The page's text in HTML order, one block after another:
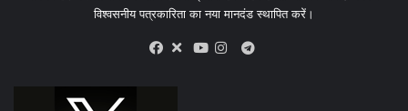
विश्वसनीय पत्रकारिता का नया मानदंड स्थापित करें।
X
Telegram